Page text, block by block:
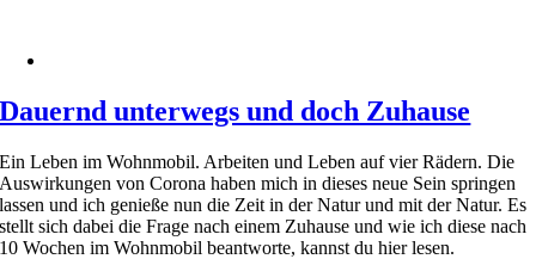
Dauernd unterwegs und doch Zuhause
Ein Leben im Wohnmobil. Arbeiten und Leben auf vier Rädern. Die
Auswirkungen von Corona haben mich in dieses neue Sein springen
lassen und ich genieße nun die Zeit in der Natur und mit der Natur. Es
stellt sich dabei die Frage nach einem Zuhause und wie ich diese nach
10 Wochen im Wohnmobil beantworte, kannst du hier lesen.